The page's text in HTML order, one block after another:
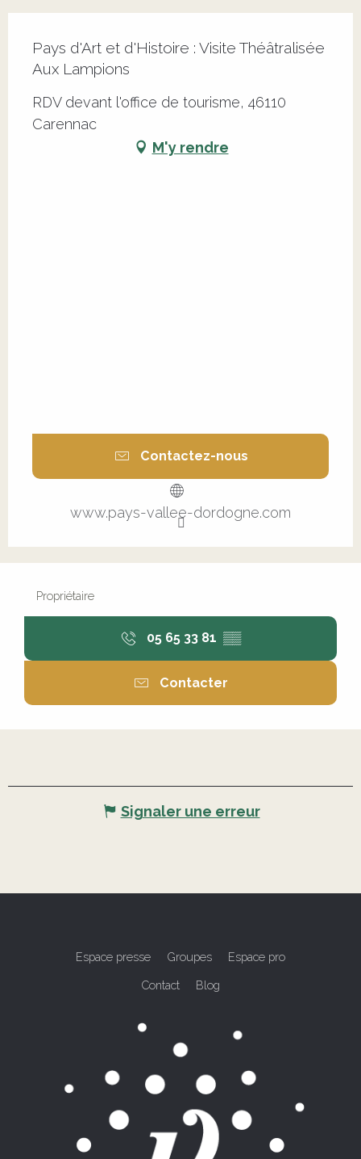
Pays d'Art et d'Histoire : Visite Théâtralisée
Aux Lampions
RDV devant l'office de tourisme, 46110
Carennac
M'y rendre
Contactez-nous
www.pays-vallee-dordogne.com
Propriétaire
05 65 33 81 ▒▒
Contacter
Signaler une erreur
Espace presse Groupes Espace pro
Contact Blog